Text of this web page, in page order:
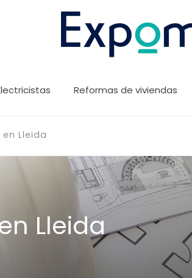
Reformas de viviendas
Lleida
Lleida